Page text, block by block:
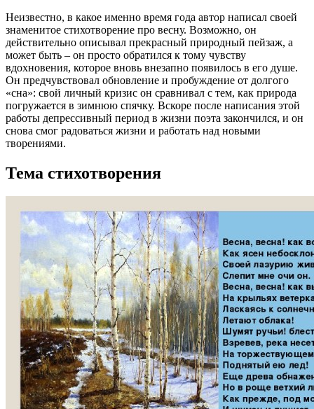
Неизвестно, в какое именно время года автор написал своей
знаменитое стихотворение про весну. Возможно, он
действительно описывал прекрасный природный пейзаж, а
может быть – он просто обратился к тому чувству
вдохновения, которое вновь внезапно появилось в его душе.
Он предчувствовал обновление и пробуждение от долгого
«сна»: свой личный кризис он сравнивал с тем, как природа
погружается в зимнюю спячку. Вскоре после написания этой
работы депрессивный период в жизни поэта закончился, и он
снова смог радоваться жизни и работать над новыми
творениями.
Тема стихотворения